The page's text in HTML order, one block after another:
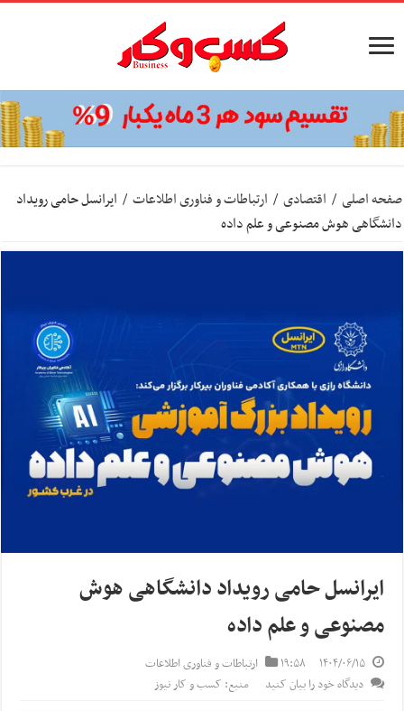
صفحه اصلی / اقتصادی / ارتباطات و فناوری اطلاعات / ایرانسل حامی رویداد
دانشگاهی هوش مصنوعی و علم داده
ایرانسل حامی رویداد دانشگاهی هوش
مصنوعی و علم داده
۱۴۰۴/۰۶/۱۵ ۱۹:۵۸
ارتباطات و فناوری اطلاعات
دیدگاه خود را بیان کنید
منبع: کسب و کار نیوز